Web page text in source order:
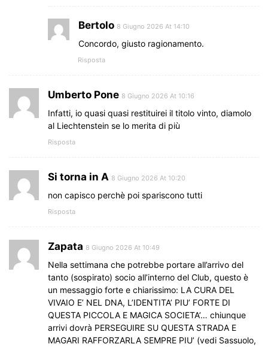
Bertolo 8 Giugno 2026 At 14:10
Concordo, giusto ragionamento.
Risposta
Umberto Pone 8 Giugno 2026 At 10:16
Infatti, io quasi quasi restituirei il titolo vinto, diamolo
al Liechtenstein se lo merita di più
Risposta
Si torna in A 8 Giugno 2026 At 10:20
non capisco perchè poi spariscono tutti
Risposta
Zapata 8 Giugno 2026 At 10:49
Nella settimana che potrebbe portare all’arrivo del
tanto (sospirato) socio all’interno del Club, questo è
un messaggio forte e chiarissimo: LA CURA DEL
VIVAIO E’ NEL DNA, L’IDENTITA’ PIU’ FORTE DI
QUESTA PICCOLA E MAGICA SOCIETA’… chiunque
arrivi dovrà PERSEGUIRE SU QUESTA STRADA E
MAGARI RAFFORZARLA SEMPRE PIU’ (vedi Sassuolo,